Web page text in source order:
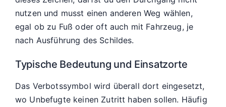
nutzen und musst einen anderen Weg wählen,
egal ob zu Fuß oder oft auch mit Fahrzeug, je
nach Ausführung des Schildes.
Typische Bedeutung und Einsatzorte
Das Verbotssymbol wird überall dort eingesetzt,
wo Unbefugte keinen Zutritt haben sollen. Häufig